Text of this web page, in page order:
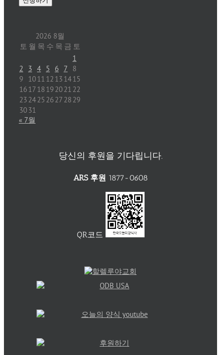
2026 8월
토 월 목 수 목 금 토
1
2
3 4 5 6 7
8
9
1011 12 13 1415
1617 18 19 2021 22
23 2425 2627 28 29
3031
« 7월
당신의 후원을 기다립니다.
ARS 후원 1877-0608
QR코드